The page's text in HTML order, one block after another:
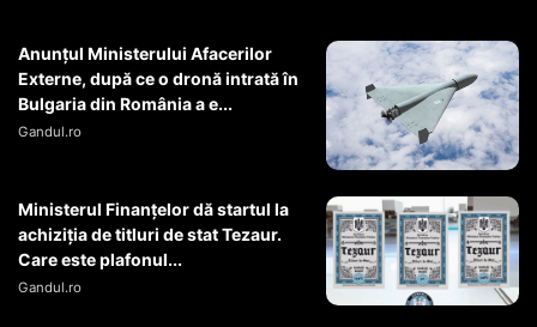
Anunțul Ministerului Afacerilor
Externe, după ce o dronă intrată în
Bulgaria din România a e...
Gandul.ro
Ministerul Finanțelor dă startul la
achiziția de titluri de stat Tezaur.
Care este plafonul...
Gandul.ro